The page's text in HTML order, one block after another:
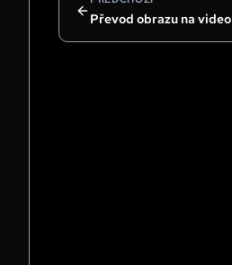
Převod obrazu na video